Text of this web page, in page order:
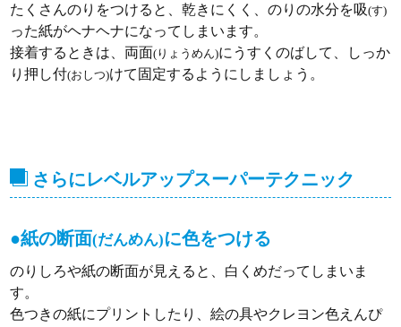
たくさんのりをつけると、乾きにくく、のりの水分を吸(す)
った紙がヘナヘナになってしまいます。
接着するときは、両面(りょうめん)にうすくのばして、しっか
り押し付(おしつ)けて固定するようにしましょう。
さらにレベルアップスーパーテクニック
●紙の断面(だんめん)に色をつける
のりしろや紙の断面が見えると、白くめだってしまいま
す。
色つきの紙にプリントしたり、絵の具やクレヨン色えんぴ